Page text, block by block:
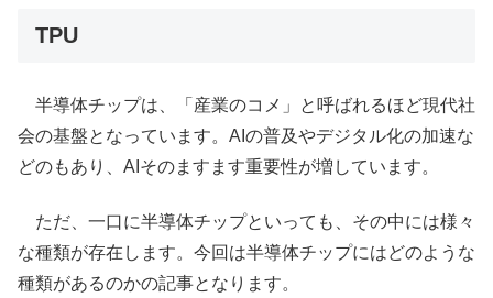
TPU
半導体チップは、「産業のコメ」と呼ばれるほど現代社
会の基盤となっています。AIの普及やデジタル化の加速な
どのもあり、AIそのますます重要性が増しています。
ただ、一口に半導体チップといっても、その中には様々
な種類が存在します。今回は半導体チップにはどのような
種類があるのかの記事となります。